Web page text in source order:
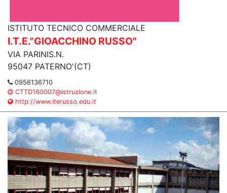
ISTITUTO TECNICO COMMERCIALE
I.T.E."GIOACCHINO RUSSO"
VIA PARINIS.N.
95047 PATERNO'(CT)
0956136710
CTTD160007@istruzione.it
http://www.iterusso.edu.it